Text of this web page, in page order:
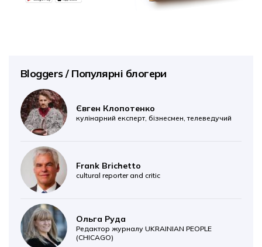
Bloggers / Популярні блогери
Євген Клопотенко
кулінарний експерт, бізнесмен, телеведучий
Frank Brichetto
cultural reporter and critic
Ольга Руда
Редактор журналу UKRAINIAN PEOPLE
(CHICAGO)